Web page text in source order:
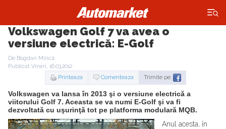
×
Volkswagen Golf 7 va avea o
versiune electrică: E-Golf
De Bogdan Mirică
Publicat Vineri, 16.03.2012
Printeaza
Comenteaza Trimite pe:
Volkswagen va lansa în 2013 şi o versiune electrică a
viitorului Golf 7. Aceasta se va numi E-Golf şi va fi
dezvoltată cu uşurinţă tot pe platforma modulară MQB.
Anul acesta, în